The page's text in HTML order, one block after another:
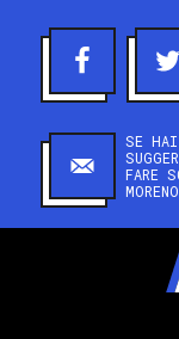
SE
FARE